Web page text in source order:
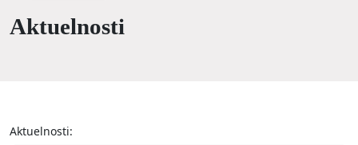
Aktuelnosti
Aktuelnosti: